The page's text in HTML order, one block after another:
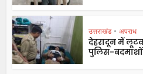
उत्तराखंड • अपराध
देहरादून में
पुलिस-